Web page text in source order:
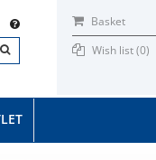
Basket
Wish list (0)